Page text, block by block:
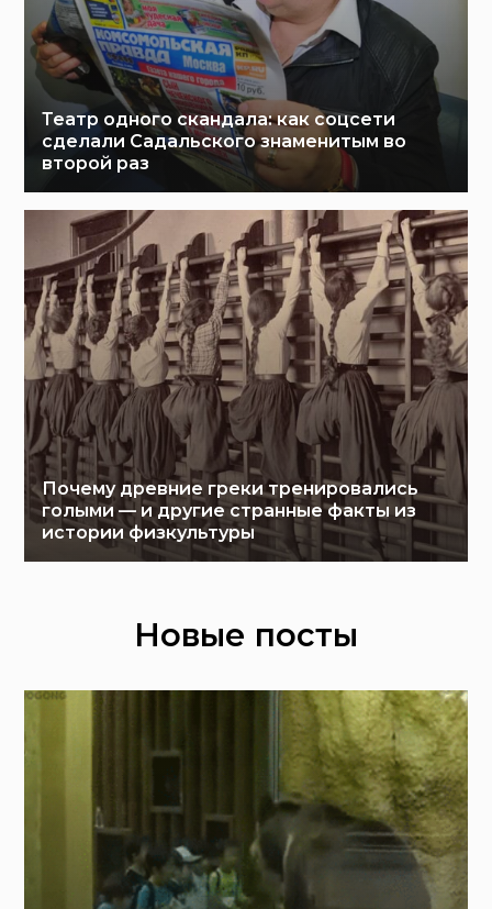
Театр одного скандала: как соцсети
сделали Садальского знаменитым во
второй раз
Почему древние греки тренировались
голыми — и другие странные факты из
истории физкультуры
Новые посты